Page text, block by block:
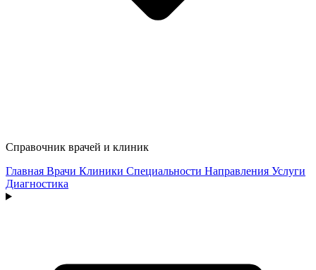
Справочник врачей и клиник
Главная Врачи Клиники Специальности Направления Услуги
Диагностика